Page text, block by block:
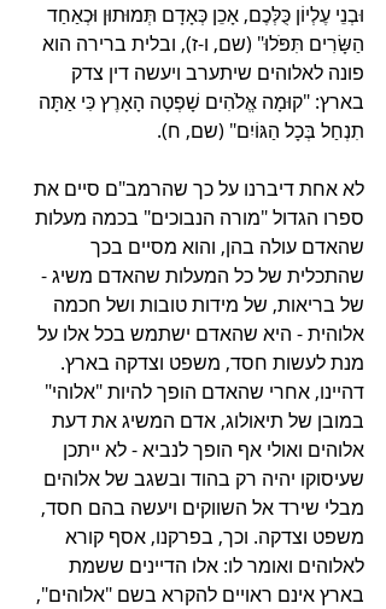
וּבְנֵי עֶלְיוֹן כֻּלְּכֶם, אָכֵן כְּאָדָם תְּמוּתוּן וּכְאַחַד
הַשָּׂרִים תִּפֹּלוּ" (שם, ו-ז), ובלית ברירה הוא
פונה לאלוהים שיתערב ויעשה דין צדק
בארץ: "קוּמָה אֱלֹהִים שָׁפְטָה הָאָרֶץ כִּי אַתָּה
תִנְחַל בְּכָל הַגּוֹיִם" (שם, ח).
לא אחת דיברנו על כך שהרמב"ם סיים את
ספרו הגדול "מורה הנבוכים" בכמה מעלות
שהאדם עולה בהן, והוא מסיים בכך
שהתכלית של כל המעלות שהאדם משיג -
של בריאות, של מידות טובות ושל חכמה
אלוהית - היא שהאדם ישתמש בכל אלו על
מנת לעשות חסד, משפט וצדקה בארץ.
דהיינו, אחרי שהאדם הופך להיות "אלוהי"
במובן של תיאולוג, אדם המשיג את דעת
אלוהים ואולי אף הופך לנביא - לא ייתכן
שעיסוקו יהיה רק בהוד ובשגב של אלוהים
מבלי שירד אל השווקים ויעשה בהם חסד,
משפט וצדקה. וכך, בפרקנו, אסף קורא
לאלוהים ואומר לו: אלו הדיינים ששמת
בארץ אינם ראויים להקרא בשם "אלוהים",